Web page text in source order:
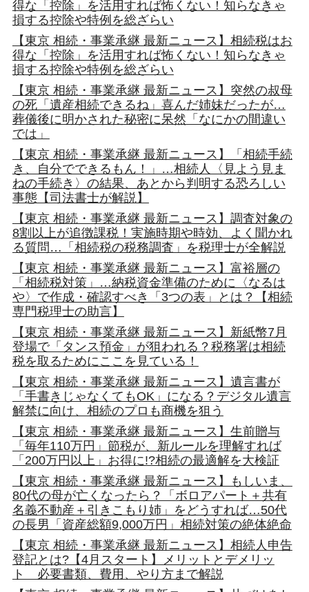
得な「控除」を活用すれば怖くない！知らなきゃ
損する控除や特例を総ざらい
【東京 相続・事業承継 最新ニュース】相続税はお
得な「控除」を活用すれば怖くない！知らなきゃ
損する控除や特例を総ざらい
【東京 相続・事業承継 最新ニュース】突然の叔母
の死「遺産相続できるね」喜んだ姉妹だったが…
葬儀後に明かされた秘密に呆然「なにかの間違い
では」
【東京 相続・事業承継 最新ニュース】「相続手続
き、自分でできるもん！」…相続人〈見よう見ま
ねの手続き〉の結果、あとから判明する恐ろしい
事態【司法書士が解説】
【東京 相続・事業承継 最新ニュース】調査対象の
8割以上が追徴課税！実施時期や時効、よく聞かれ
る質問…「相続税の税務調査」を税理士が全解説
【東京 相続・事業承継 最新ニュース】富裕層の
「相続税対策」…納税資金準備のために〈なるは
や〉で作成・確認すべき「3つの表」とは？【相続
専門税理士の助言】
【東京 相続・事業承継 最新ニュース】新紙幣7月
登場で「タンス預金」が狙われる？税務署は相続
税を取るためにここを見ている！
【東京 相続・事業承継 最新ニュース】遺言書が
「手書きじゃなくてもOK」になる？デジタル遺言
解禁に向け、相続のプロも商機を狙う
【東京 相続・事業承継 最新ニュース】生前贈与
「毎年110万円」節税が、新ルールを理解すれば
「200万円以上」お得に!?相続の最適解を大検証
【東京 相続・事業承継 最新ニュース】もしいま、
80代の母が亡くなったら？「ボロアパート＋共有
名義不動産＋引きこもり姉」をどうすれば…50代
の長男「資産総額9,000万円」相続対策の絶体絶命
【東京 相続・事業承継 最新ニュース】相続人申告
登記とは?【4月スタート】メリットとデメリッ
ト 必要書類、費用、やり方まで解説